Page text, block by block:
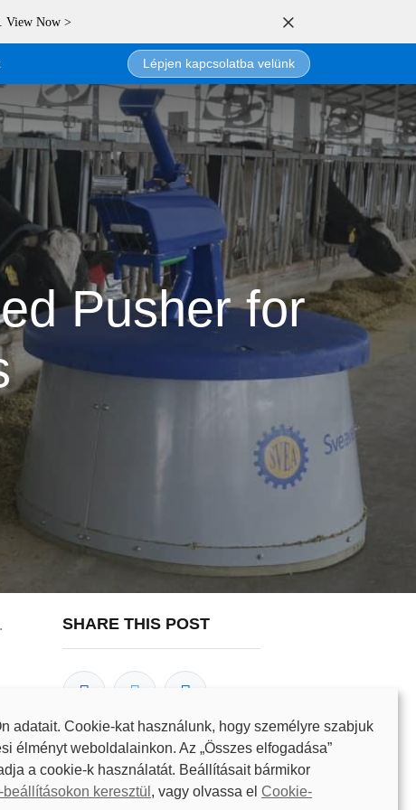
View Now >
Lépjen kapcsolatba velünk
Pusher for
SHARE THIS POST
OUR BLOGS
adatait. Cookie-kat használunk, hogy személyre szabjuk
élményt weboldalainkon. Az „Összes elfogadása”
a cookie-k használatát. Beállításait bármikor
keresztül , vagy olvassa el Cookie-